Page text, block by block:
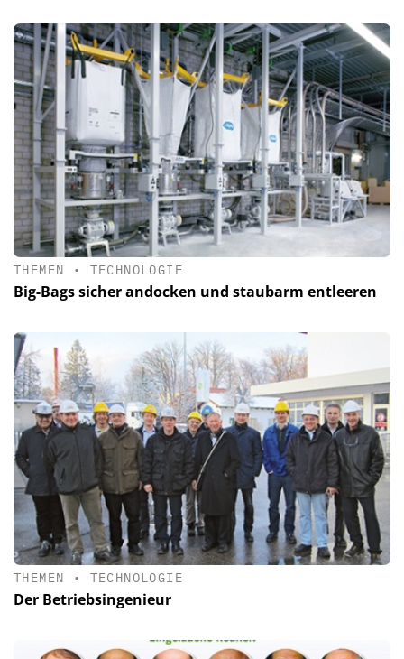
THEMEN • TECHNOLOGIE
Big-Bags sicher andocken und staubarm entleeren
THEMEN • TECHNOLOGIE
Der Betriebsingenieur